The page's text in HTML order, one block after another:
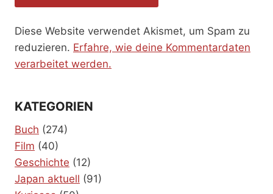
Diese Website verwendet Akismet, um Spam zu
reduzieren. Erfahre, wie deine Kommentardaten
verarbeitet werden.
KATEGORIEN
Buch (274)
Film (40)
Geschichte (12)
Japan aktuell (91)